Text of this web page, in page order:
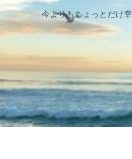
今よりもちょっとだけ